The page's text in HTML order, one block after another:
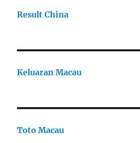
Result China
Keluaran Macau
Toto Macau